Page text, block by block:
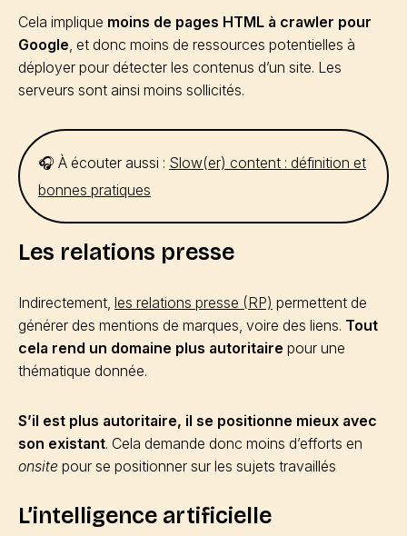
Cela implique moins de pages HTML à crawler pour
Google, et donc moins de ressources potentielles à
déployer pour détecter les contenus d’un site. Les
serveurs sont ainsi moins sollicités.
🎧 À écouter aussi : Slow(er) content : définition et
bonnes pratiques
Les relations presse
Indirectement, les relations presse (RP) permettent de
générer des mentions de marques, voire des liens. Tout
cela rend un domaine plus autoritaire pour une
thématique donnée.
S’il est plus autoritaire, il se positionne mieux avec
son existant. Cela demande donc moins d’efforts en
onsite pour se positionner sur les sujets travaillés
L’intelligence artificielle